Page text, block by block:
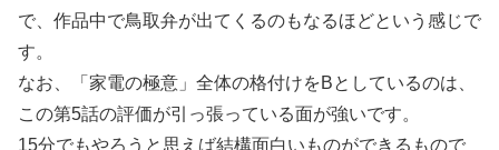
で、作品中で鳥取弁が出てくるのもなるほどという感じで
す。
なお、「家電の極意」全体の格付けをBとしているのは、
この第5話の評価が引っ張っている面が強いです。
15分でもやろうと思えば結構面白いものができるもので